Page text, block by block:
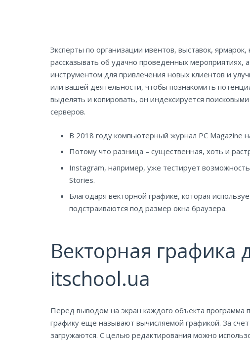
Эксперты по организации ивентов, выставок,
рассказывать об удачно проведенных мероприятиях,
инструментом для привлечения новых клиентов и
или вашей деятельности, чтобы познакомить
выделять и копировать, он индексируется
серверов.
В 2018 году компьютерный журнал PC Magazine
Потому что разница – существенная, хоть и
Instagram, например, уже тестирует
Stories.
Благодаря векторной графике, которая
подстраиваются под размер окна браузера.
Векторная
itschool.ua
Перед выводом на экран каждого объекта программа
графику еще называют вычисляемой графикой. За
загружаются. С целью редактирования можно